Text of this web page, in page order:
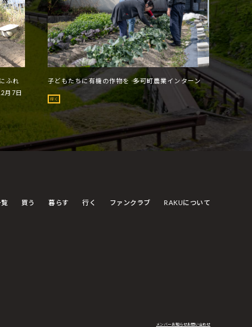
ふれ
月7日
子どもたちに有機の作物を ―― 多可町農業インターン
行く
買う 暮らす 行く ファンクラブ RAKUについて
メンバーお知らせお問い合わせ